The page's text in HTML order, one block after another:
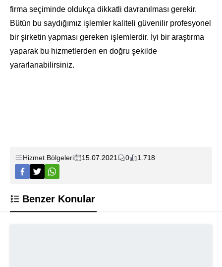
firma seçiminde oldukça dikkatli davranılması gerekir.
Bütün bu saydığımız işlemler kaliteli güvenilir profesyonel
bir şirketin yapması gereken işlemlerdir. İyi bir araştırma
yaparak bu hizmetlerden en doğru şekilde
yararlanabilirsiniz.
Hizmet Bölgeleri 15.07.2021 0 1.718
Benzer Konular